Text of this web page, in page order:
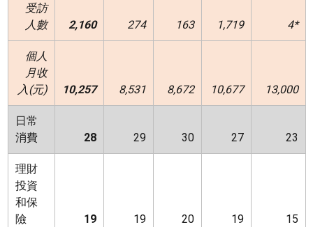
受訪
人數
2,160 274 163 1,719 4*
個人
月收
入 (元) 10,257 8,531 8,672 10,677 13,000
日常
消費
28 29 30 27 23
理財
投資
和保
險
19 19 20 19 15